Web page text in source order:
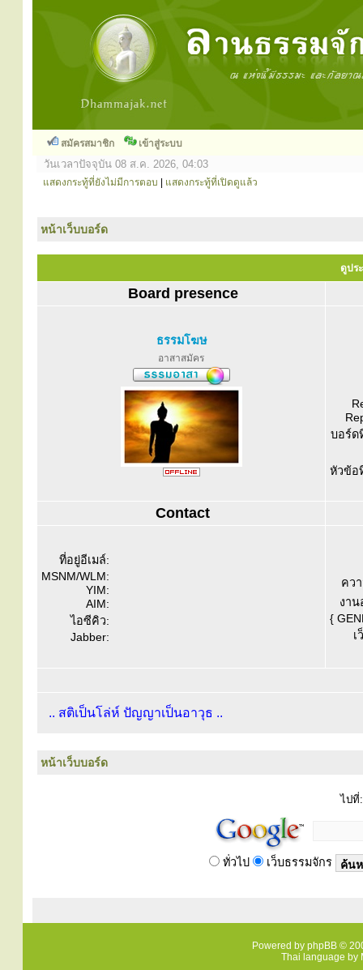
สมัครสมาชิก เข้าสู่ระบบ
วันเวลาปัจจุบัน 08 ส.ค. 2026, 04:03
แสดงกระทู้ที่ยังไม่มีการตอบ แสดงกระทู้ที่เปิดดูแล้ว
หน้าเว็บบอร์ด
ดูปร
Board presence
ธรรมโฆษ
อาสาสมัคร
บอร์ด
หัวข้อ
Contact
ที่อยู่อีเมล์:
MSNM/WLM:
YIM:
AIM:
ไอซีคิว:
Jabber:
คว
งาน
{
เ
.. สติเป็นโล่ห์ ปัญญาเป็นอาวุธ ..
หน้าเว็บบอร์ด
ไปที่:
ทั่วไป เว็บธรรมจักร
Powered by phpBB ©
Thai language by